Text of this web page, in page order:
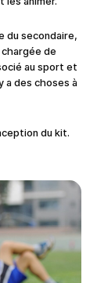
du secondaire,
de
au sport et
a des choses à
du kit.